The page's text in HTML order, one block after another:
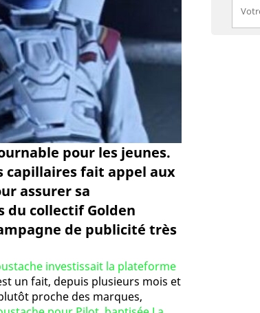
pour les jeunes.
capillaires fait appel aux
assurer sa
du collectif Golden
de publicité très
investissait la plateforme
un fait, depuis plusieurs mois et
proche des marques,